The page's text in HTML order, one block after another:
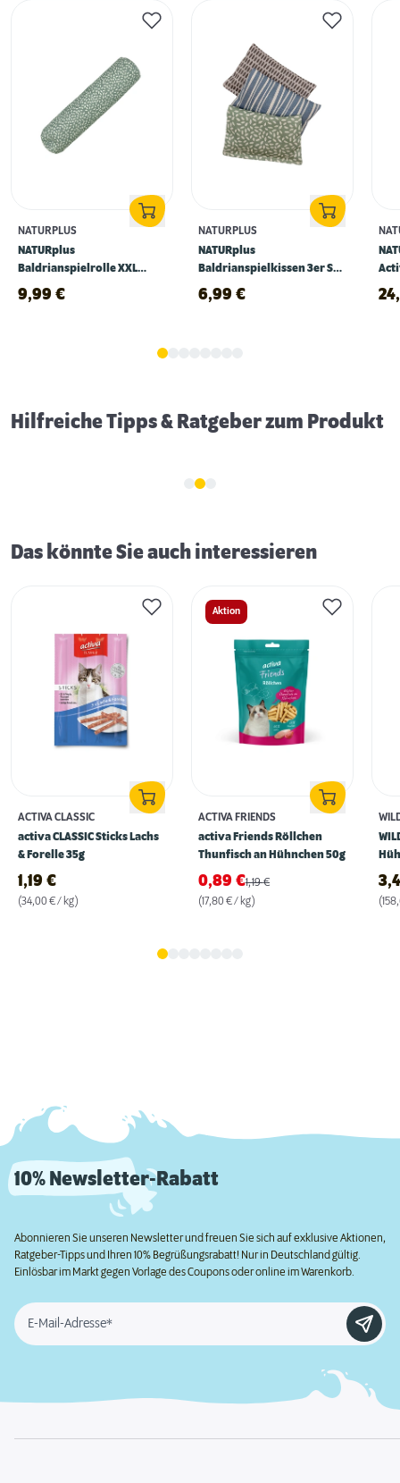
NATURPLUS
NATURplus
Baldrianspielrolle XXL
hellgrün XXL
9,99 €
NATURPLUS
NATURplus
Baldrianspielkissen 3er Set
beige, blau, grün
6,99 €
cm
Hilfreiche Tipps & Ratgeber zum Produkt
Das könnte Sie auch interessieren
ACTIVA CLASSIC
activa CLASSIC Sticks Lachs
& Forelle 35g
1,19 €
(34,00 € / kg)
Aktion
ACTIVA FRIENDS
activa Friends Röllchen
Thunfisch an Hühnchen 50g
0,89 €1,19€
(17,80 € / kg)
10% Newsletter-Rabatt
Abonnieren Sie unseren Newsletter und freuen Sie sich auf exklusive Aktionen,
Ratgeber-Tipps und Ihren 10% Begrüßungsrabatt! Nur in Deutschland gültig.
Einlösbar im Markt gegen Vorlage des Coupons oder online im Warenkorb.
E-Mail-Adresse*